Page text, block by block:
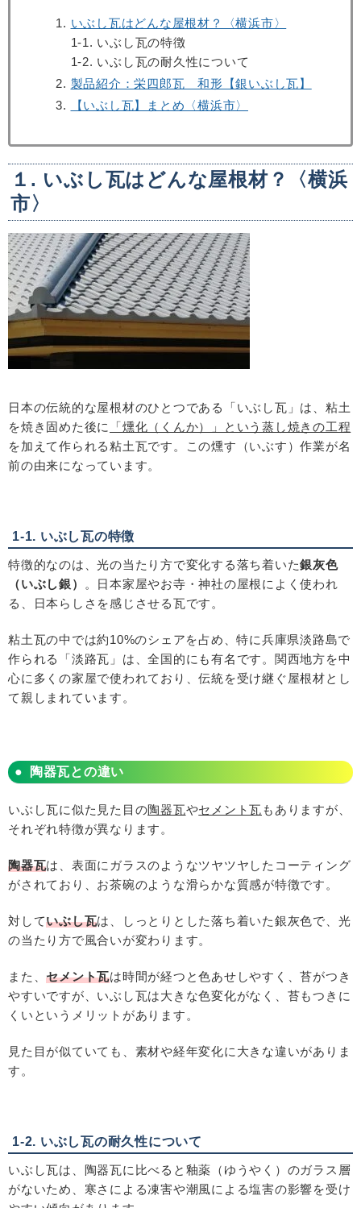
いぶし瓦はどんな屋根材？〈横浜市〉
1-1. いぶし瓦の特徴
1-2. いぶし瓦の耐久性について
製品紹介：栄四郎瓦 和形【銀いぶし瓦】
【いぶし瓦】まとめ〈横浜市〉
１. いぶし瓦はどんな屋根材？〈横浜
市〉
日本の伝統的な屋根材のひとつである「いぶし瓦」は、粘土
を焼き固めた後に
「燻化（くんか）」という蒸し焼きの工程
を加えて作られる粘土瓦です。この燻す（いぶす）作業が名
前の由来になっています。
1-1. いぶし瓦の特徴
特徴的なのは、光の当たり方で変化する落ち着いた銀灰色
（いぶし銀）
。日本家屋やお寺・神社の屋根によく使われ
る、日本らしさを感じさせる瓦です。
粘土瓦の中では約10%のシェアを占め、特に兵庫県淡路島で
作られる「淡路瓦」は、全国的にも有名です。関西地方を中
心に多くの家屋で使われており、伝統を受け継ぐ屋根材とし
て親しまれています。
陶器瓦との違い
いぶし瓦に似た見た目の陶器瓦やセメント瓦 もありますが、
それぞれ特徴が異なります。
陶器瓦は、表面にガラスのようなツヤツヤしたコーティング
がされており、お茶碗のような滑らかな質感が特徴です。
対していぶし瓦は、しっとりとした落ち着いた銀灰色で、光
の当たり方で風合いが変わります。
また、セメント瓦は時間が経つと色あせしやすく、苔がつき
やすいですが、いぶし瓦は大きな色変化がなく、苔もつきに
くいというメリットがあります。
見た目が似ていても、素材や経年変化に大きな違いがありま
す。
1-2. いぶし瓦の耐久性について
いぶし瓦は、陶器瓦に比べると釉薬（ゆうやく）のガラス層
がないため、寒さによる凍害や潮風による塩害の影響を受け